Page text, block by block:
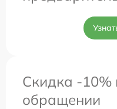
Скидка -10%
обращении